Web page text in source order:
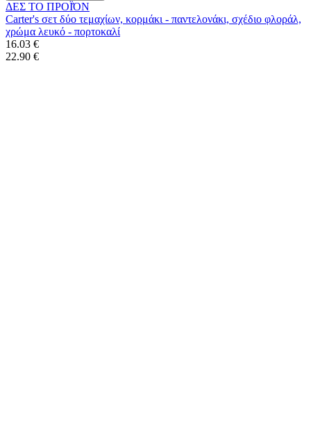
ΔΕΣ ΤO ΠΡΟΪΌΝ
Carter's σετ δύο τεμαχίων, κορμάκι - παντελονάκι, σχέδιο φλοράλ,
χρώμα λευκό - πορτοκαλί
16.03 €
22.90 €